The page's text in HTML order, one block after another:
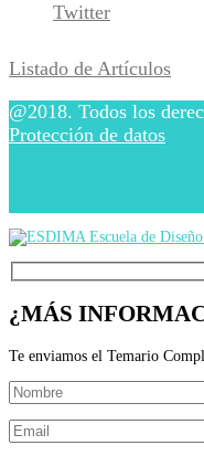
Twitter
Listado de Artículos
@2018. Todos los
Protección de datos
¿MÁS
Te enviamos el Temario